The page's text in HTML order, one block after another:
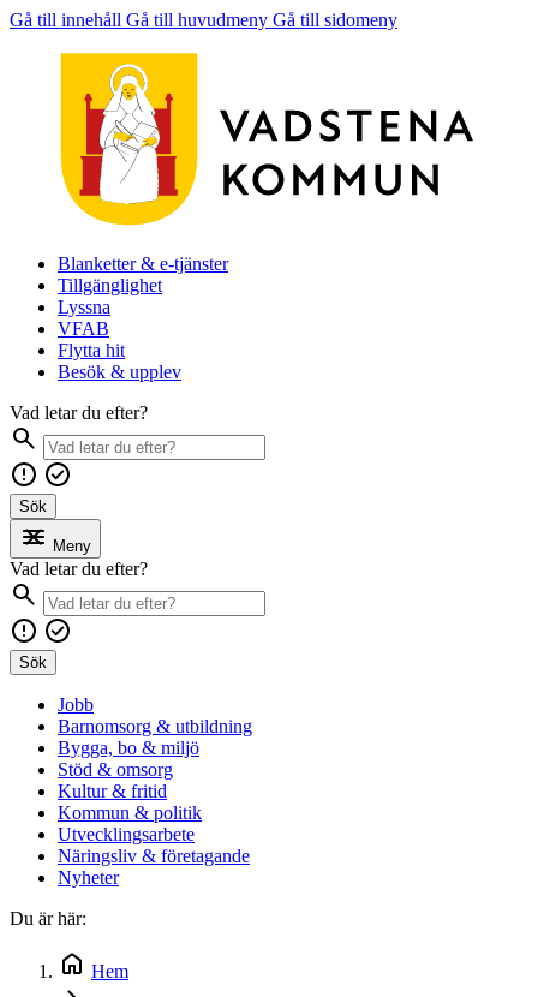
Gå till innehåll Gå till huvudmeny Gå till sidomeny
Blanketter & e-tjänster
Tillgänglighet
Lyssna
VFAB
Flytta hit
Besök & upplev
Vad letar du efter?
Sök
Meny
Vad letar du efter?
Sök
Jobb
Barnomsorg & utbildning
Bygga, bo & miljö
Stöd & omsorg
Kultur & fritid
Kommun & politik
Utvecklingsarbete
Näringsliv & företagande
Nyheter
Du är här:
Hem